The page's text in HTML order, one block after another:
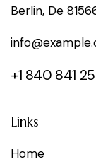
Berlin, De
+1 840 841
Links
Home